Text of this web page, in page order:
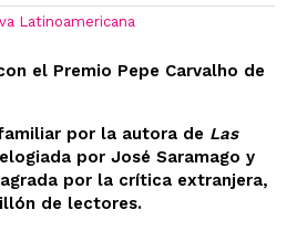
Latinoamericana
el Premio Pepe Carvalho de
por la autora de Las
por José Saramago y
por la crítica extranjera,
de lectores.